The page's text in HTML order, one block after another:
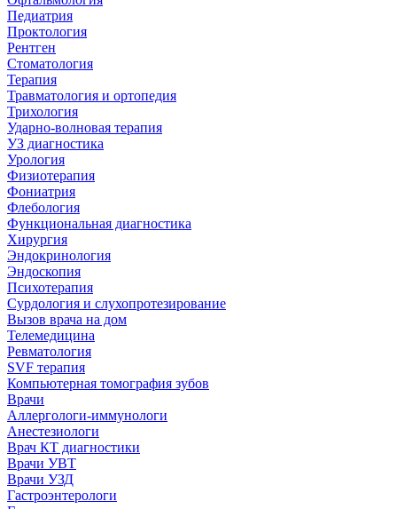
Педиатрия
Проктология
Рентген
Стоматология
Терапия
Травматология и ортопедия
Трихология
Ударно-волновая терапия
УЗ диагностика
Урология
Физиотерапия
Фониатрия
Флебология
Функциональная диагностика
Хирургия
Эндокринология
Эндоскопия
Психотерапия
Сурдология и слухопротезирование
Вызов врача на дом
Телемедицина
Ревматология
SVF терапия
Компьютерная томография зубов
Врачи
Аллергологи-иммунологи
Анестезиологи
Врач КТ диагностики
Врачи УВТ
Врачи УЗД
Гастроэнтерологи